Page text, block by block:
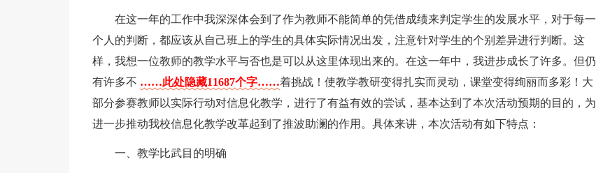
在这一年的工作中我深深体会到了作为教师不能简单的凭借成绩来判定学生的发展水平，对于每一
个人的判断，都应该从自己班上的学生的具体实际情况出发，注意针对学生的个别差异进行判断。这
样，我想一位教师的教学水平与否也是可以从这里体现出来的。在这一年中，我进步成长了许多。但仍
有许多不 ……此处隐藏11687个字……着挑战！使教学教研变得扎实而灵动，课堂变得绚丽而多彩！大
部分参赛教师以实际行动对信息化教学，进行了有益有效的尝试，基本达到了本次活动预期的目的，为
进一步推动我校信息化教学改革起到了推波助澜的作用。具体来讲，本次活动有如下特点：
一、教学比武目的明确